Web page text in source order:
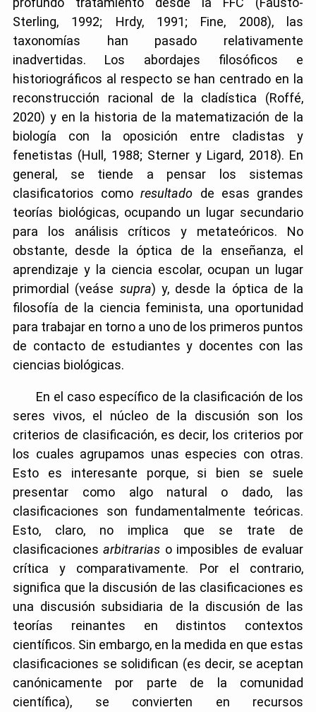
Sterling, 1992; Hrdy, 1991; Fine, 2008), las
taxonomías han pasado relativamente
inadvertidas. Los abordajes filosóficos e
historiográficos al respecto se han centrado en la
reconstrucción racional de la cladística (Roffé,
2020) y en la historia de la matematización de la
biología con la oposición entre cladistas y
fenetistas (Hull, 1988; Sterner y Ligard, 2018). En
general, se tiende a pensar los sistemas
clasificatorios comoresultado de esas grandes
teorías biológicas, ocupando un lugar secundario
para los análisis críticos y metateóricos. No
obstante, desde la óptica de la enseñanza, el
aprendizaje y la ciencia escolar, ocupan un lugar
primordial (veáse supra) y, desde la óptica de la
filosofía de la ciencia feminista, una oportunidad
para trabajar en torno a uno de los primeros puntos
de contacto de estudiantes y docentes con las
ciencias biológicas.
En el caso específico de la clasificación de los
seres vivos, el núcleo de la discusión son los
criterios de clasificación, es decir, los criterios por
los cuales agrupamos unas especies con otras.
Esto es interesante porque, si bien se suele
presentar como algo natural o dado, las
clasificaciones son fundamentalmente teóricas.
Esto, claro, no implica que se trate de
clasificacionesarbitrarias o imposibles de evaluar
crítica y comparativamente. Por el contrario,
significa que la discusión de las clasificaciones es
una discusión subsidiaria de la discusión de las
teorías reinantes en distintos contextos
científicos. Sin embargo, en la medida en que estas
clasificaciones se solidifican (es decir, se aceptan
canónicamente por parte de la comunidad
científica), se convierten en recursos